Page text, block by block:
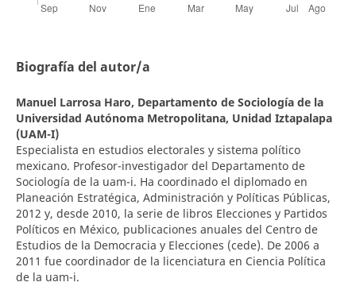
Biografía del autor/a
Manuel Larrosa Haro, Departamento de Sociología de la
Universidad Autónoma Metropolitana, Unidad Iztapalapa
(UAM-I)
Especialista en estudios electorales y sistema político
mexicano. Profesor-investigador del Departamento de
Sociología de la uam-i. Ha coordinado el diplomado en
Planeación Estratégica, Administración y Políticas Públicas,
2012 y, desde 2010, la serie de libros Elecciones y Partidos
Políticos en México, publicaciones anuales del Centro de
Estudios de la Democracia y Elecciones (cede). De 2006 a
2011 fue coordinador de la licenciatura en Ciencia Política
de la uam-i.